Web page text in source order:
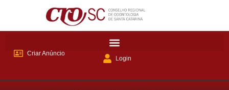
Criar Anúncio
Login